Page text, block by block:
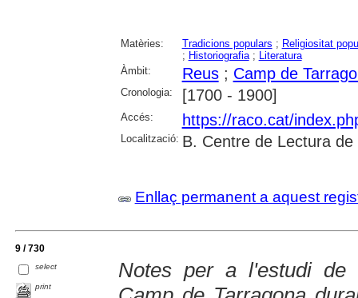
Matèries: Tradicions populars ; Religiositat
; Historiografia;
Literatura
Àmbit:
Reus; Camp de
Cronologia: [1700 - 1900]
Accés: https://raco.cat/
Localització: B. Centre de Lectura
Enllaç permanent a aquest
9 / 730
select
print
Notes per a l'estudi de